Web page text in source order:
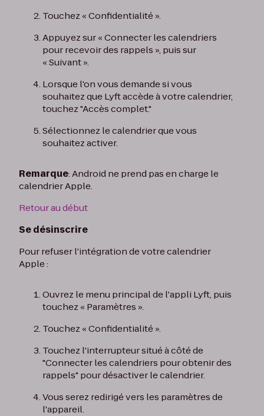
Touchez « Confidentialité ».
Appuyez sur « Connecter les calendriers
pour recevoir des rappels », puis sur
« Suivant ».
Lorsque l'on vous demande si vous
souhaitez que Lyft accède à votre calendrier,
touchez "Accès complet."
Sélectionnez le calendrier que vous
souhaitez activer.
Remarque: Android ne prend pas en charge le
calendrier Apple.
Retour au début
Se désinscrire
Pour refuser l'intégration de votre calendrier
Apple :
Ouvrez le menu principal de l'appli Lyft, puis
touchez « Paramètres ».
Touchez « Confidentialité ».
Touchez l'interrupteur situé à côté de
"Connecter les calendriers pour obtenir des
rappels" pour désactiver le calendrier.
Vous serez redirigé vers les paramètres de
l'appareil.